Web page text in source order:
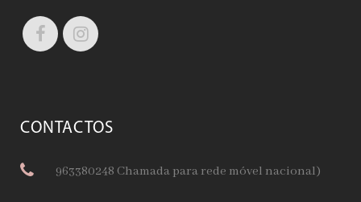
CONTACTOS
963380248 Chamada para rede móvel nacional)